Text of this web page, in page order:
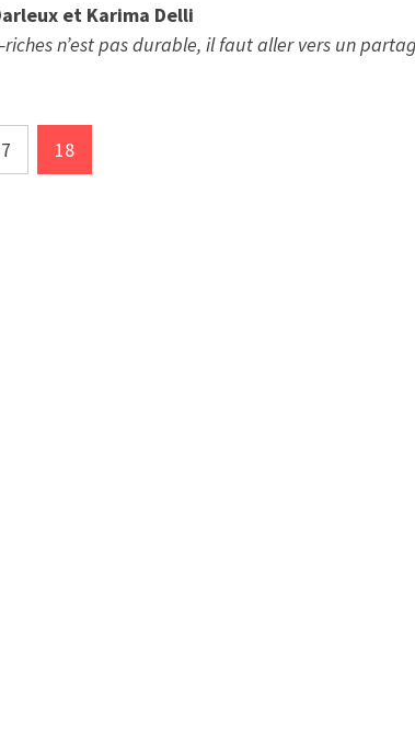
et Karima Delli
n’est pas durable, il faut aller vers un
18